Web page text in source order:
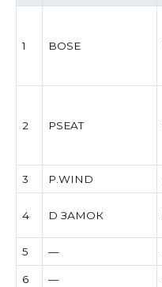
1 BOSE
2 PSEAT
3 P.WIND
4 D ЗАМОК
5 —
6 —